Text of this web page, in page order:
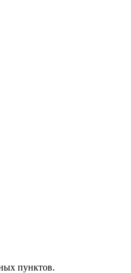
пунктов.